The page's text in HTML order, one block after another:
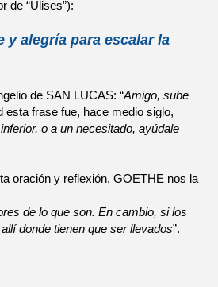
de “Ulises”):
y alegría para escalar la
de SAN LUCAS: “Amigo, sube
esta frase fue, hace medio siglo,
o a un necesitado, ayúdale
oración y reflexión, GOETHE nos la
de lo que son. En cambio, si los
donde tienen que ser llevados”.